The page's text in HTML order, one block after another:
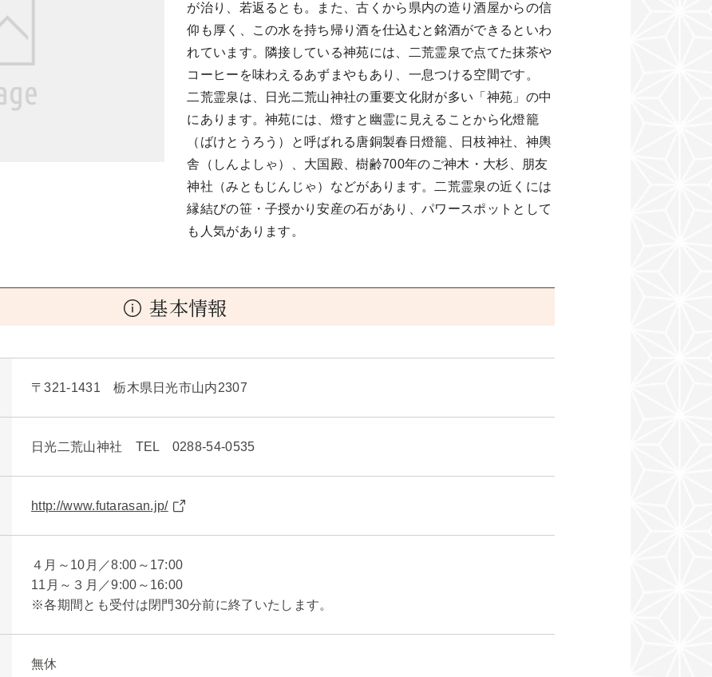
が治り、若返るとも。また、古くから県内の造り酒屋からの信
仰も厚く、この水を持ち帰り酒を仕込むと銘酒ができるといわ
れています。隣接している神苑には、二荒霊泉で点てた抹茶や
コーヒーを味わえるあずまやもあり、一息つける空間です。
二荒霊泉は、日光二荒山神社の重要文化財が多い「神苑」の中
にあります。神苑には、燈すと幽霊に見えることから化燈籠
（ばけとうろう）と呼ばれる唐銅製春日燈籠、日枝神社、神輿
舎（しんよしゃ）、大国殿、樹齢700年のご神木・大杉、朋友
神社（みともじんじゃ）などがあります。二荒霊泉の近くには
縁結びの笹・子授かり安産の石があり、パワースポットとして
も人気があります。
基本情報
〒321-1431 栃木県日光市山内2307
日光二荒山神社 TEL 0288-54-0535
http://www.futarasan.jp/
４月～10月／8:00～17:00
11月～３月／9:00～16:00
※各期間とも受付は閉門30分前に終了いたします。
無休